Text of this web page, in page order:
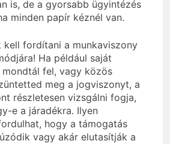
is, de a gyorsabb ügyintézés
minden papír kéznél van.
kell fordítani a munkaviszony
Ha például saját
fel, vagy közös
meg a jogviszonyt, a
részletesen vizsgálni fogja,
e a járadékra. Ilyen
hogy a támogatás
vagy akár elutasítják a